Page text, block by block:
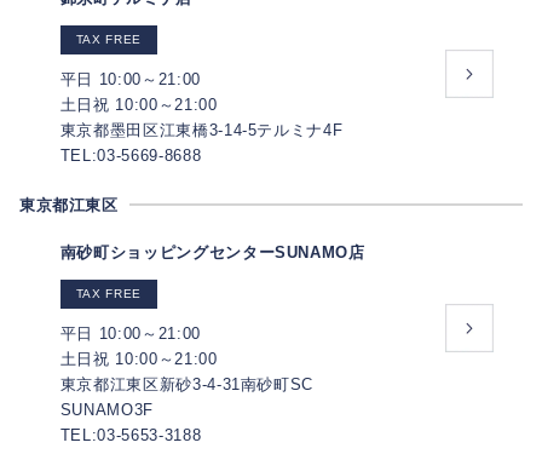
TAX FREE
平日 10:00～21:00
土日祝 10:00～21:00
東京都墨田区江東橋3-14-5テルミナ4F
TEL:03-5669-8688
東京都江東区
南砂町ショッピングセンターSUNAMO店
TAX FREE
平日 10:00～21:00
土日祝 10:00～21:00
東京都江東区新砂3-4-31南砂町SC
SUNAMO3F
TEL:03-5653-3188